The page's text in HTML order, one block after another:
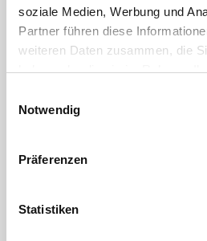
soziale Medien, Werbung und
Partner führen diese
weiteren Daten zusammen, die
haben oder die sie im Rahmen
Cookies, wenn Sie unsere
Notwendig
Präferenzen
Statistiken
READ MORE Details: Brass
Verantwortliche Person für die
In der EU ansässiger Wirtschaftsbeteiligter,
erforderlichen Vorschriften entspricht:
91257 Pegnitz